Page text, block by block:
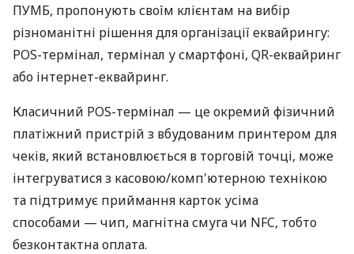
ПУМБ, пропонують своїм клієнтам на вибір
різноманітні рішення для організації еквайрингу:
POS-термінал, термінал у смартфоні, QR-еквайринг
або інтернет-еквайринг.
Класичний POS-термінал — це окремий фізичний
платіжний пристрій з вбудованим принтером для
чеків, який встановлюється в торговій точці, може
інтегруватися з касовою/комп'ютерною технікою
та підтримує приймання карток усіма
способами — чип, магнітна смуга чи NFC, тобто
безконтактна оплата.